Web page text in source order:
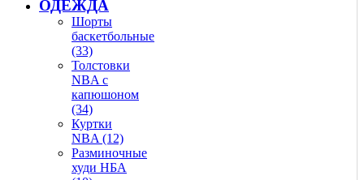
ОДЕЖДА
Шорты
баскетбольные
(33)
Толстовки
NBA с
капюшоном
(34)
Куртки
NBA (12)
Разминочные
худи НБА